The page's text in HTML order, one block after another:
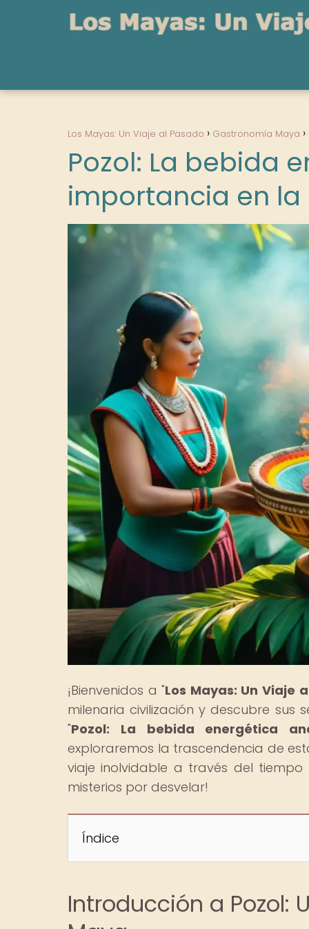
Los Mayas: Un Viaje al Pasado Gastronomía Maya
Pozol: La bebida
importancia en
¡Bienvenidos a "Los Mayas: Un Viaje
milenaria civilización y descubre sus
"Pozol: La bebida energética
exploraremos la trascendencia de
viaje inolvidable a través del
misterios por desvelar!
Índice
Introducción a Pozol: